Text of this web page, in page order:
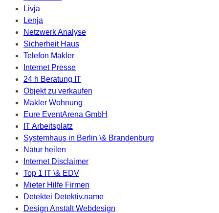
Livja
Lenja
Netzwerk Analyse
Sicherheit Haus
Telefon Makler
Internet Presse
24 h Beratung IT
Objekt zu verkaufen
Makler Wohnung
Eure EventArena GmbH
IT Arbeitsplatz
Systemhaus in Berlin \& Brandenburg
Natur heilen
Internet Disclaimer
Top 1 IT \& EDV
Mieter Hilfe Firmen
Detektei Detektiv.name
Design Anstalt Webdesign